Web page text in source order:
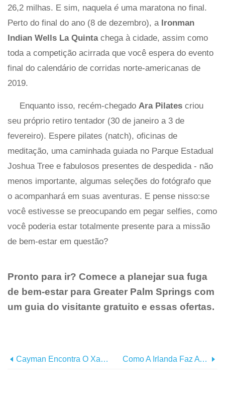
26,2 milhas. E sim, naquela é uma maratona no final.
Perto do final do ano (8 de dezembro), a Ironman
Indian Wells La Quinta chega à cidade, assim como
toda a competição acirrada que você espera do evento
final do calendário de corridas norte-americanas de
2019.
Enquanto isso, recém-chegado Ara Pilates criou
seu próprio retiro tentador (30 de janeiro a 3 de
fevereiro). Espere pilates (natch), oficinas de
meditação, uma caminhada guiada no Parque Estadual
Joshua Tree e fabulosos presentes de despedida - não
menos importante, algumas seleções do fotógrafo que
o acompanhará em suas aventuras. E pense nisso:se
você estivesse se preocupando em pegar selfies, como
você poderia estar totalmente presente para a missão
de bem-estar em questão?
Pronto para ir? Comece a planejar sua fuga
de bem-estar para Greater Palm Springs com
um guia do visitante gratuito e essas ofertas.
Cayman Encontra O Xamã:os Poderes De Cura Da Fuga Da Sua Ilha Como A Irlanda Faz A Temporada De Festivais Como Em Nenhum Outro Lugar Da Terra